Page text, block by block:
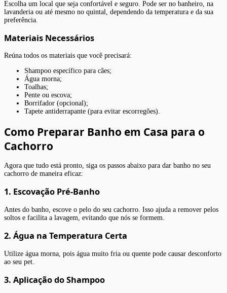
Escolha um local que seja confortável e seguro. Pode ser no banheiro, na
lavanderia ou até mesmo no quintal, dependendo da temperatura e da sua
preferência.
Materiais Necessários
Reúna todos os materiais que você precisará:
Shampoo específico para cães;
Água morna;
Toalhas;
Pente ou escova;
Borrifador (opcional);
Tapete antiderrapante (para evitar escorregões).
Como Preparar Banho em Casa para o
Cachorro
Agora que tudo está pronto, siga os passos abaixo para dar banho no seu
cachorro de maneira eficaz:
1. Escovação Pré-Banho
Antes do banho, escove o pelo do seu cachorro. Isso ajuda a remover pelos
soltos e facilita a lavagem, evitando que nós se formem.
2. Água na Temperatura Certa
Utilize água morna, pois água muito fria ou quente pode causar desconforto
ao seu pet.
3. Aplicação do Shampoo